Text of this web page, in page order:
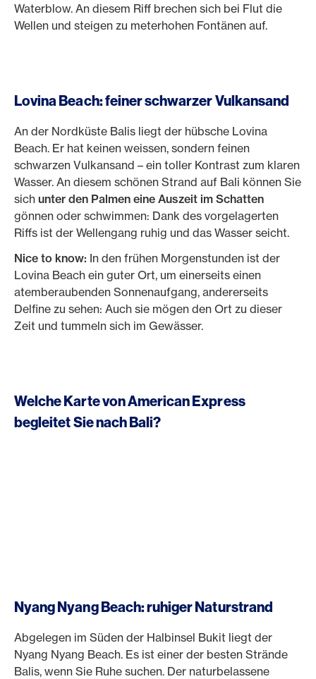
Waterblow. An diesem Riff brechen sich bei Flut die
Wellen und steigen zu meterhohen Fontänen auf.
Lovina Beach: feiner schwarzer Vulkansand
An der Nordküste Balis liegt der hübsche Lovina
Beach. Er hat keinen weissen, sondern feinen
schwarzen Vulkansand – ein toller Kontrast zum klaren
Wasser. An diesem schönen Strand auf Bali können Sie
sich unter den Palmen eine Auszeit im Schatten
gönnen oder schwimmen: Dank des vorgelagerten
Riffs ist der Wellengang ruhig und das Wasser seicht.
Nice to know: In den frühen Morgenstunden ist der
Lovina Beach ein guter Ort, um einerseits einen
atemberaubenden Sonnenaufgang, andererseits
Delfine zu sehen: Auch sie mögen den Ort zu dieser
Zeit und tummeln sich im Gewässer.
Welche Karte von American Express
begleitet Sie nach Bali?
Nyang Nyang Beach: ruhiger Naturstrand
Abgelegen im Süden der Halbinsel Bukit liegt der
Nyang Nyang Beach. Es ist einer der besten Strände
Balis, wenn Sie Ruhe suchen. Der naturbelassene